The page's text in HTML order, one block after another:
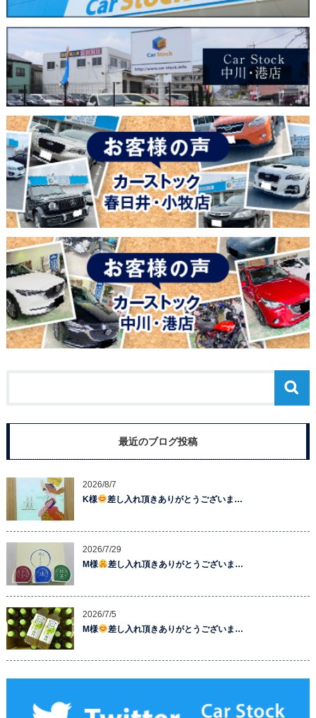
最近のブログ投稿
2026/8/7
K様
差し入れ頂きありがとうございま…
2026/7/29
M様
差し入れ頂きありがとうございま…
2026/7/5
M様
差し入れ頂きありがとうございま…